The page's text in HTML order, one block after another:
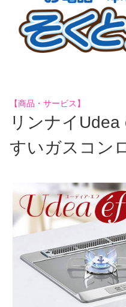
【商品・サービス】
リンナイ
すいガスコン